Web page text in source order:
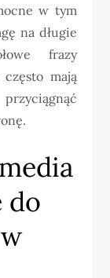
w tym
na długie
frazy
mają
do